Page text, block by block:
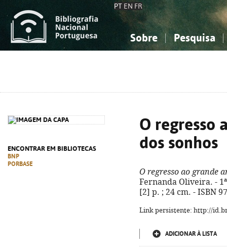
PT EN FR
Sobre Pesquisa
ENCONTRAR EM BIBLIOTECAS
BNP
PORBASE
O regresso
dos sonhos
O regresso ao grande
Fernanda Oliveira. -
[2] p. ; 24 cm. - ISBN
Link persistente: http://
ADICIONAR À LISTA